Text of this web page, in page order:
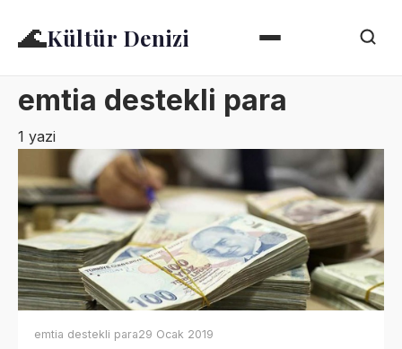
🌊Kültür Denizi
emtia destekli para
1 yazi
emtia destekli para29 Ocak 2019